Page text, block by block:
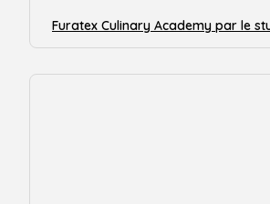
Furatex Culinary Academy par le